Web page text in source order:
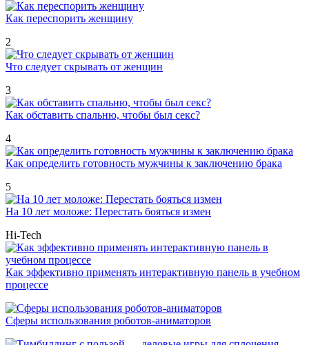
Как переспорить женщину
2
Что следует скрывать от женщин
3
Как обставить спальню, чтобы был секс?
4
Как определить готовность мужчины к заключению брака
5
На 10 лет моложе: Перестать бояться измен
Hi-Tech
Как эффективно применять интерактивную панель в учебном
процессе
Сферы использования роботов-аниматоров